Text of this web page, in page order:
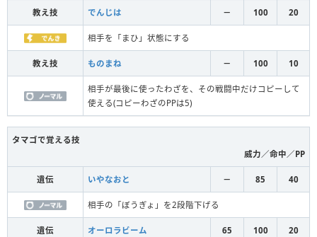
教え技 でんじは － 100 20
相手を「まひ」状態にする
教え技 ものまね － 100 10
相手が最後に使ったわざを、その戦闘中だけコピーして
使える(コピーわざのPPは5)
タマゴで覚える技
威力／命中／PP
遺伝 いやなおと － 85 40
相手の「ぼうぎょ」を2段階下げる
遺伝 オーロラビーム 65 100 20